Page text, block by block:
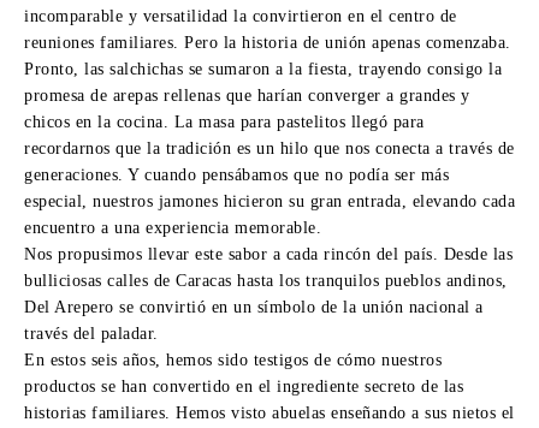
incomparable y versatilidad la convirtieron en el centro de
reuniones familiares. Pero la historia de unión apenas comenzaba.
Pronto, las salchichas se sumaron a la fiesta, trayendo consigo la
promesa de arepas rellenas que harían converger a grandes y
chicos en la cocina. La masa para pastelitos llegó para
recordarnos que la tradición es un hilo que nos conecta a través de
generaciones. Y cuando pensábamos que no podía ser más
especial, nuestros jamones hicieron su gran entrada, elevando cada
encuentro a una experiencia memorable.
Nos propusimos llevar este sabor a cada rincón del país. Desde las
bulliciosas calles de Caracas hasta los tranquilos pueblos andinos,
Del Arepero se convirtió en un símbolo de la unión nacional a
través del paladar.
En estos seis años, hemos sido testigos de cómo nuestros
productos se han convertido en el ingrediente secreto de las
historias familiares. Hemos visto abuelas enseñando a sus nietos el